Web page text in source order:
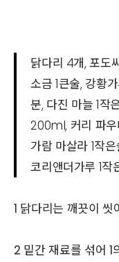
닭다리 4개, 포도
소금 1큰술, 강황
분, 다진 마늘 1작
200ml, 커리 파우
가람 마살라 1작
코리앤더가루 1작
1 닭다리는 깨끗이 씻
2 밑간 재료를 섞어 1